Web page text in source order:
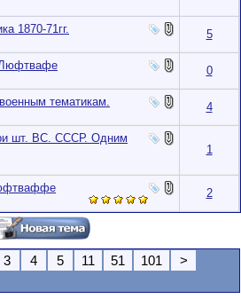
1870-71гг. 5
0
тематикам. 4
шт. ВС. СССР. Одним
1
2
3 4 5 11 51 101
>